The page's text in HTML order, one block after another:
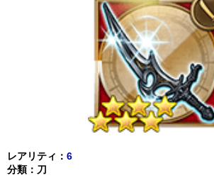
レアリティ： 6
分類：刀